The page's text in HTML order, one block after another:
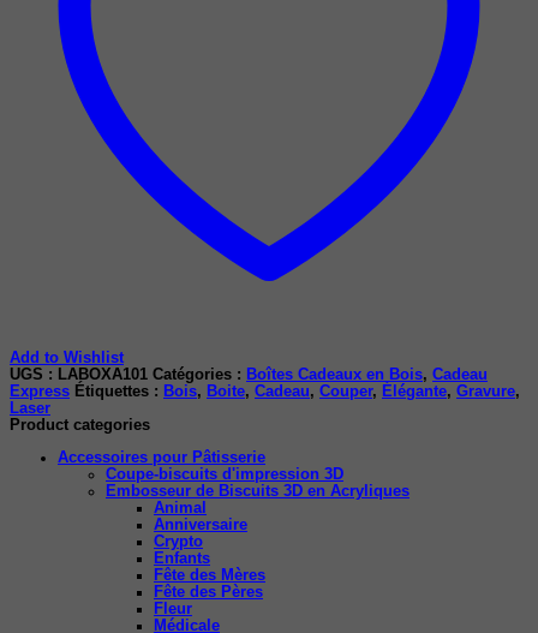
Add to Wishlist
UGS : LABOXA101 Catégories : Boîtes Cadeaux en Bois, Cadeau
Express Étiquettes : Bois, Boite, Cadeau, Couper, Élégante, Gravure,
Laser
Product categories
Accessoires pour Pâtisserie
Coupe-biscuits d'impression 3D
Embosseur de Biscuits 3D en Acryliques
Animal
Anniversaire
Crypto
Enfants
Fête des Mères
Fête des Pères
Fleur
Médicale